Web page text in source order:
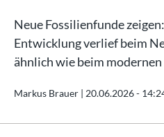
Neue Fossilienfunde
Entwicklung verlief beim
ähnlich wie beim
Markus Brauer | 20.06.2026 -